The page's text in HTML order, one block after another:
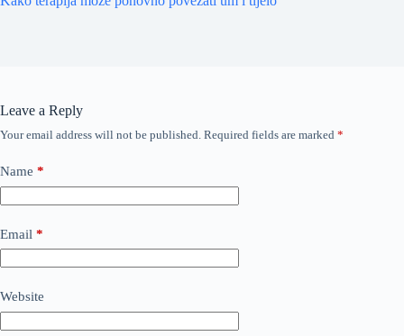
Leave a Reply
Your email address will not be published. Required fields are marked *
Name *
Email *
Website